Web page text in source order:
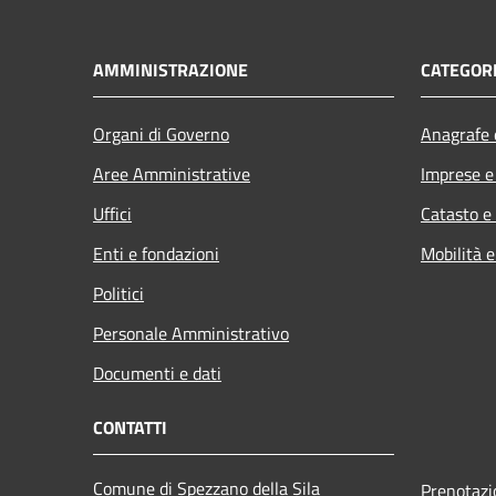
AMMINISTRAZIONE
Organi di Governo
Aree Amministrative
Uffici
Enti e fondazioni
Politici
Personale Amministrativo
Documenti e dati
Imprese
Catasto
Mobilità
CONTATTI
Comune di Spezzano della Sila